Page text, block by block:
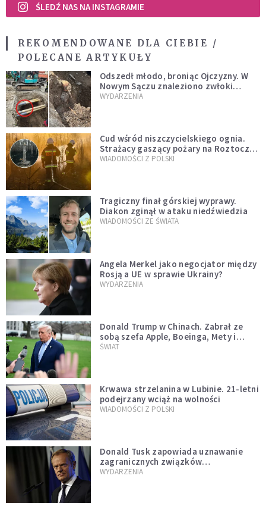
ŚLEDŹ NAS NA INSTAGRAMIE
REKOMENDOWANE DLA CIEBIE /
POLECANE ARTYKUŁY
Odszedł młodo, broniąc Ojczyzny. W
Nowym Sączu znaleziono zwłoki
mężczyzny z czasów potopu
WYDARZENIA
Cud wśród niszczycielskiego ognia.
Strażacy gaszący pożary na Roztoczu
opublikowali niezwykłe zdjęcie
WIADOMOŚCI Z POLSKI
Tragiczny finał górskiej wyprawy.
Diakon zginął w ataku niedźwiedzia
WIADOMOŚCI ZE ŚWIATA
Angela Merkel jako negocjator między
Rosją a UE w sprawie Ukrainy?
WYDARZENIA
Donald Trump w Chinach. Zabrał ze
sobą szefa Apple, Boeinga, Mety i
Muska
ŚWIAT
Krwawa strzelanina w Lubinie. 21-letni
podejrzany wciąż na wolności
WIADOMOŚCI Z POLSKI
Donald Tusk zapowiada uznawanie
zagranicznych związków
jednopłciowych. "Państwo oblało ten
WYDARZENIA